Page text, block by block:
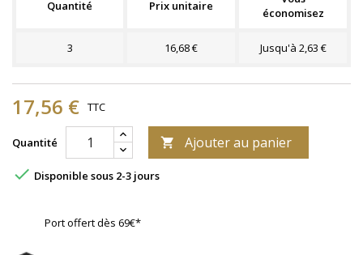
Quantité Prix unitaire
économisez
3 16,68 € Jusqu'à 2,63 €
17,56 € TTC
Quantité  Ajouter au panier
 Disponible sous 2-3 jours
Port offert dès 69€*